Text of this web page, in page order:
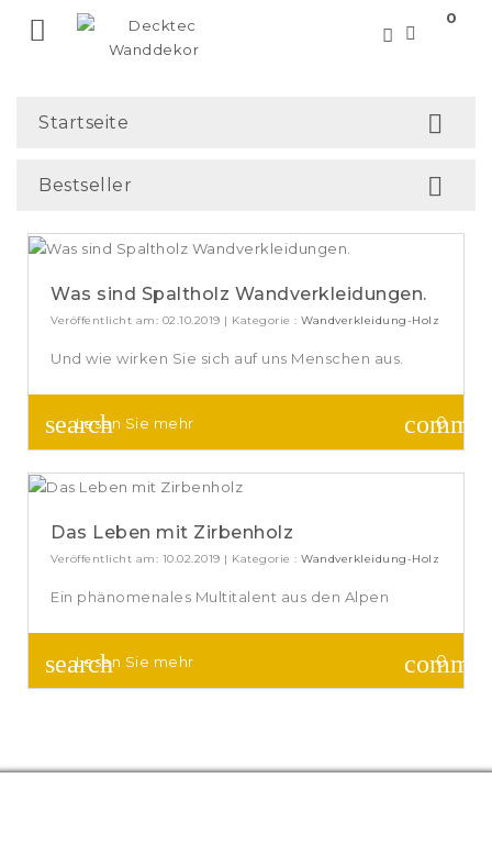
 0
Startseite 
Bestseller 
Was sind Spaltholz Wandverkleidungen.
Veröffentlicht am: 02.10.2019 | Kategorie : Wandverkleidung-Holz
Und wie wirken Sie sich auf uns Menschen aus.
search
Lesen Sie mehr 0
Das Leben mit Zirbenholz
Veröffentlicht am: 10.02.2019 | Kategorie : Wandverkleidung-Holz
Ein phänomenales Multitalent aus den Alpen
search
Lesen Sie mehr 0